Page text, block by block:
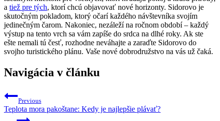
a tiež pre tých, ktorí chcú objavovať nové horizonty. Sidorovo je
skutočným pokladom, ktorý očarí každého návštevníka svojím
jedinečným čarom. Nakoniec, nezáleží na ročnom období – každý
výstup na tento vrch sa vám zapíše do srdca na dlhé roky. Ak ste
ešte nemali tú česť, rozhodne neváhajte a zaraďte Sidorovo do
svojho turistického plánu. Vaše nové dobrodružstvo na vás už čaká.
Navigácia v článku
Previous
Teplota mora pakoštane: Kedy je najlepšie plávať?